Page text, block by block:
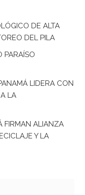
DE ALTA
DEL PILA
PARAÍSO
LIDERA CON
LA
FIRMAN ALIANZA
Y LA